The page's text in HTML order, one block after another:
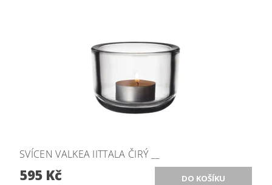
SVÍCEN VALKEA IITTALA ČIRÝ __
595 Kč